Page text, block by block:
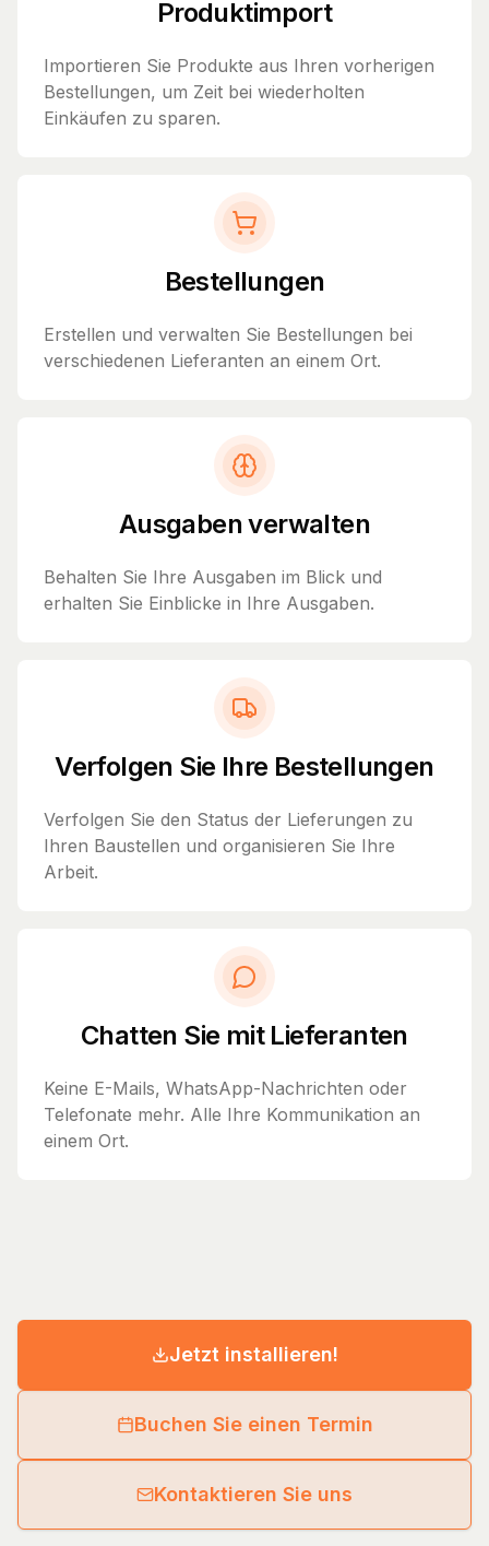
Produktimport
Importieren Sie Produkte aus Ihren vorherigen
Bestellungen, um Zeit bei wiederholten
Einkäufen zu sparen.
Bestellungen
Erstellen und verwalten Sie Bestellungen bei
verschiedenen Lieferanten an einem Ort.
Ausgaben verwalten
Behalten Sie Ihre Ausgaben im Blick und
erhalten Sie Einblicke in Ihre Ausgaben.
Verfolgen Sie Ihre Bestellungen
Verfolgen Sie den Status der Lieferungen zu
Ihren Baustellen und organisieren Sie Ihre
Arbeit.
Chatten Sie mit Lieferanten
Keine E-Mails, WhatsApp-Nachrichten oder
Telefonate mehr. Alle Ihre Kommunikation an
einem Ort.
Jetzt installieren!
Buchen Sie einen Termin
Kontaktieren Sie uns